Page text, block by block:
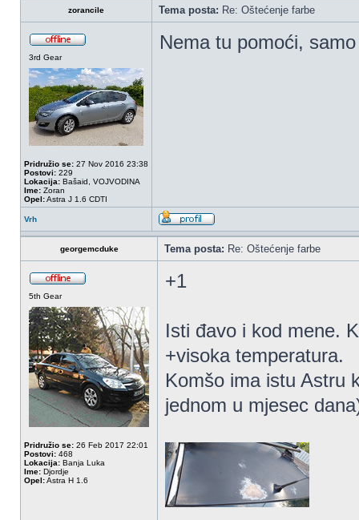
zorancile Tema posta: Re: Oštećenje farbe
3rd Gear
Pridružio se: 27 Nov 2016 23:38
Postovi: 229
Lokacija: Bašaid, VOJVODINA
Ime: Zoran
Opel:Astra J 1.6 CDTI
Nema tu pomoći,
Vrh
georgemcduke Tema posta: Re: Oštećenje farbe
5th Gear
Pridružio se: 26 Feb 2017 22:01
Postovi: 468
Lokacija: Banja Luka
Ime: Djordje
Opel:Astra H 1.6
+1
Isti đavo i kod mene.
+visoka temperatura.
Komšo ima istu Astru
jednom u mjesec